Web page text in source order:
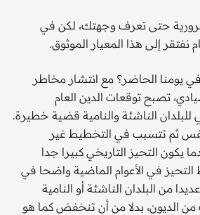
حتى تعرف وجهتك، لكن في
نفتقر إلى هذا المعيار الموثوق.
يومنا الحاضر؟ مع انتشار مخاطر
تصبح توقعات الدين العام
الناشئة والنامية قضية خطيرة.
ثم تتسبب في التخطيط غير
يكون التحيز التاريخي كبيرا جدا
في الأعوام الماضية واضحا في
من البلدان الناشئة أو النامية
الديون، بدلا من أن تنخفض كما هو